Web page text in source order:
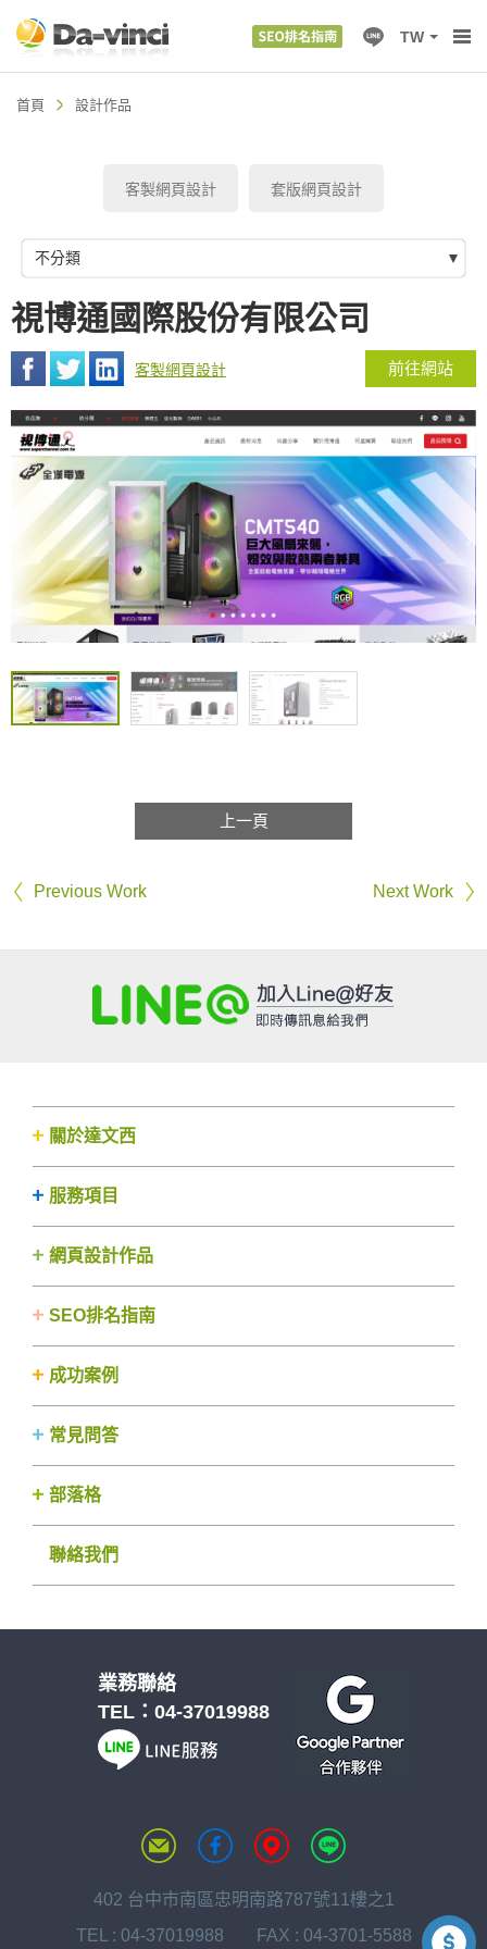
TW
首頁 設計作品
客製網頁設計 套版網頁設計
不分類
視博通國際股份有限公司
客製網頁設計 前往網站
上一頁
Previous Work Next Work
關於達文西
服務項目
網頁設計作品
SEO排名指南
成功案例
常見問答
部落格
聯絡我們
業務聯絡
TEL： 04-37019988
402 台中市南區忠明南路787號11樓之1
TEL : 04-37019988 FAX : 04-3701-5588